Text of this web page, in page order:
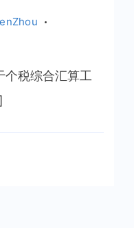
个税综合汇算工